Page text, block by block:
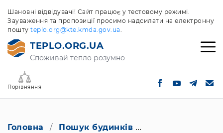
Шановні відвідувачі! Сайт працює у тестовому режимі.
Зауваження та пропозиції просимо надсилати на електронну
пошту teplo.org@kte.kmda.gov.ua.
TEPLO.ORG.UA
Споживай тепло розумно
Порівняння
Головна Пошук будинків